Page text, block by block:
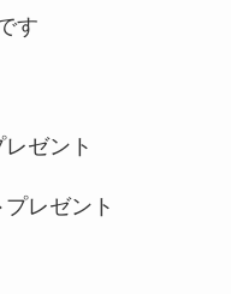
す
レゼント
プレゼント